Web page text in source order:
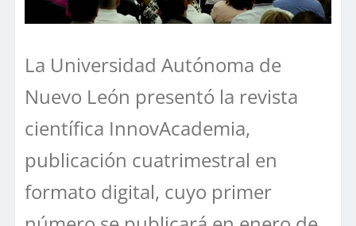
La Universidad Autónoma de
Nuevo León presentó la revista
científica InnovAcademia,
publicación cuatrimestral en
formato digital, cuyo primer